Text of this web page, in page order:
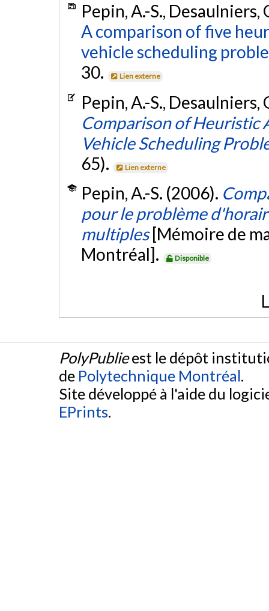
Pepin, A.-S., Desaulniers,
A comparison of five
vehicle scheduling
30.
Lien externe
Pepin, A.-S., Desaulniers,
Comparison of
Vehicle Scheduling
65).
Lien externe
Pepin, A.-S. (2006).
pour le problème
multiples [Mémoire de
Montréal].
Disponible
PolyPublieest le dépôt
de Polytechnique Montréal.
Site développé à l'aide du
EPrints.